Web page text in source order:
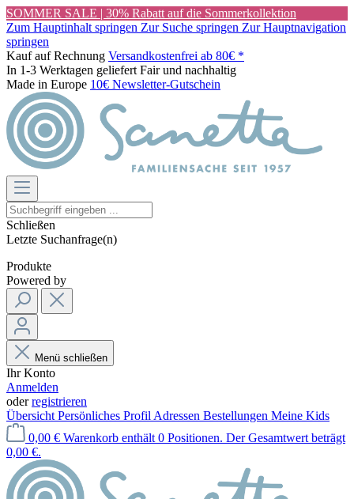
SOMMER SALE | 30% Rabatt auf die Sommerkollektion
Zum Hauptinhalt springen Zur Suche springen Zur Hauptnavigation
springen
Kauf auf Rechnung Versandkostenfrei ab 80€ *
In 1-3 Werktagen geliefert Fair und nachhaltig
Made in Europe 10€ Newsletter-Gutschein
Schließen
Letzte Suchanfrage(n)
Produkte
Powered by
Menü schließen
Ihr Konto
Anmelden
oderregistrieren
Übersicht Persönliches Profil Adressen Bestellungen Meine Kids
0,00 € Warenkorb enthält 0 Positionen. Der Gesamtwert beträgt
0,00 €.